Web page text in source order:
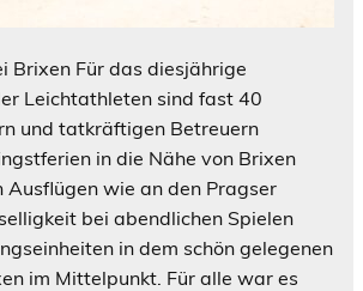
Brixen Für das diesjährige
Leichtathleten sind fast 40
und tatkräftigen Betreuern
in die Nähe von Brixen
Ausflügen wie an den Pragser
bei abendlichen Spielen
in dem schön gelegenen
im Mittelpunkt. Für alle war es